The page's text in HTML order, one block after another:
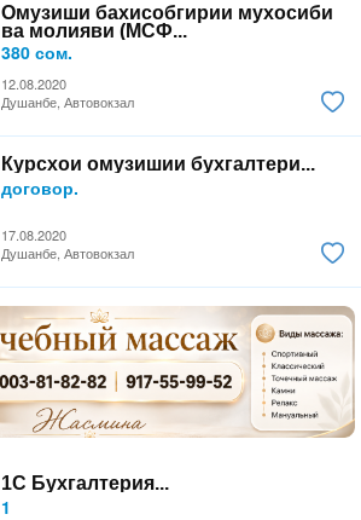
Омузиши бахисобгирии мухосиби
ва молияви (МСФ...
380 сом.
12.08.2020
Душанбе, Автовокзал
Курсхои омузишии бухгалтери...
договор.
17.08.2020
Душанбе, Автовокзал
1С Бухгалтерия...
1